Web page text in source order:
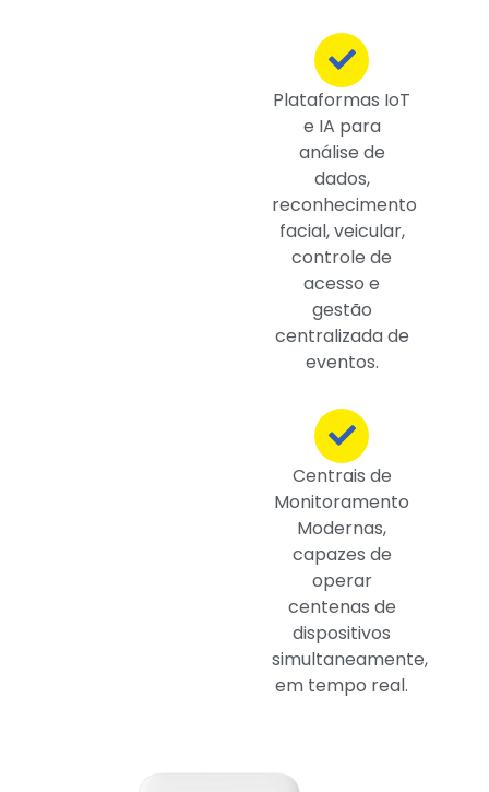
Plataformas IoT
e IA para
análise de
dados,
reconhecimento
facial, veicular,
controle de
acesso e
gestão
centralizada de
eventos.
Centrais de
Monitoramento
Modernas,
capazes de
operar
centenas de
dispositivos
simultaneamente,
em tempo real.